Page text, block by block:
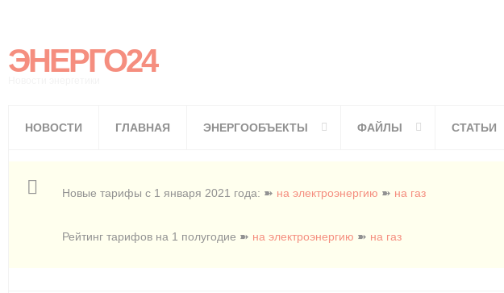
ЭНЕРГО24
НОВОСТИ ГЛАВНАЯ ЭНЕРГООБЪЕКТЫ ФАЙЛЫ СТАТЬИ
Новые тарифы с 1 января 2021 года: ➽ на электроэнергию ➽ на газ
Рейтинг тарифов на 1 полугодие ➽ на электроэнергию ➽ на газ